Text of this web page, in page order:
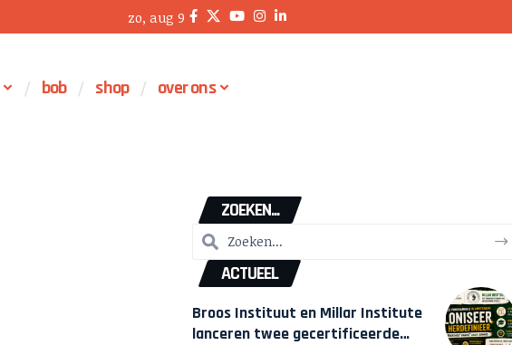
zo, aug 9
bob shop over ons
ZOEKEN...
ACTUEEL
Broos Instituut en Millar Institute
lanceren twee gecertificeerde